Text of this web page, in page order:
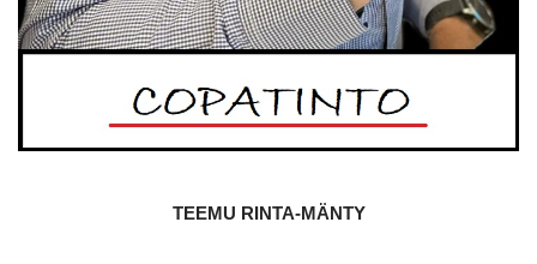
TEEMU RINTA-MÄNTY